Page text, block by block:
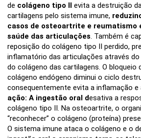
de colágeno tipo II evita a destruição
cartilagens pelo sistema imune,
casos de osteoartrite e reumatismo
saúde das articulações . Também é
reposição do colágeno tipo II perdido,
inflamatório das articulações através do
do colágeno das cartilagens. O bloqueio
colágeno endógeno diminui o ciclo
consequentemente evita a inflamação e
ação: A ingestão oral desativa a
colágeno tipo II. Na osteoartrite, o
“reconhecer” o colágeno (proteína)
O sistema imune ataca o colágeno e o